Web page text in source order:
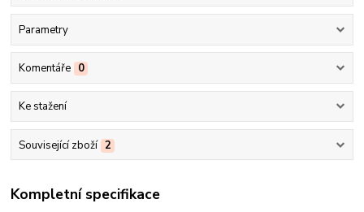
Parametry
Komentáře 0
Ke stažení
Související zboží 2
Kompletní specifikace